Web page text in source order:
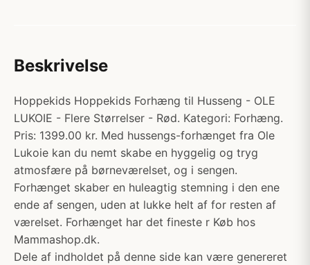
Beskrivelse
Hoppekids Hoppekids Forhæng til Husseng - OLE
LUKOIE - Flere Størrelser - Rød. Kategori: Forhæng.
Pris: 1399.00 kr. Med hussengs-forhænget fra Ole
Lukoie kan du nemt skabe en hyggelig og tryg
atmosfære på børneværelset, og i sengen.
Forhænget skaber en huleagtig stemning i den ene
ende af sengen, uden at lukke helt af for resten af
værelset. Forhænget har det fineste r Køb hos
Mammashop.dk.
Dele af indholdet på denne side kan være genereret